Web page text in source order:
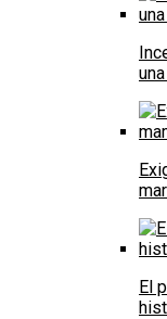
El